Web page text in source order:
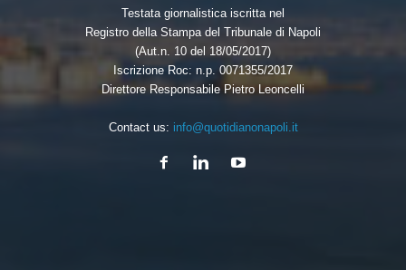
Testata giornalistica iscritta nel
Registro della Stampa del Tribunale di Napoli
(Aut.n. 10 del 18/05/2017)
Iscrizione Roc: n.p. 0071355/2017
Direttore Responsabile Pietro Leoncelli
Contact us: info@quotidianonapoli.it